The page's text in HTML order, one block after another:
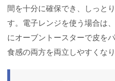
間を十分に確保でき、しっと
す。電子レンジを使う場合は
にオーブントースターで皮を
食感の両方を両立しやすくなり